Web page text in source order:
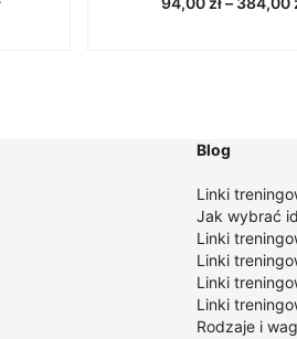
Blog
Linki
Jak wybrać
Linki
Linki
Linki
Linki
Rodzaje i